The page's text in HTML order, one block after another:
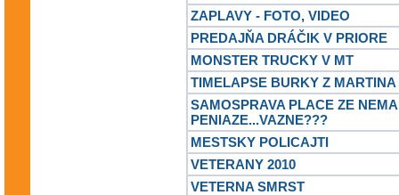
ZAPLAVY - FOTO, VIDEO
PREDAJŇA DRÁČIK V PRIORE
MONSTER TRUCKY V MT
TIMELAPSE BURKY Z MARTINA
SAMOSPRAVA PLACE ZE NEMA
PENIAZE...VAZNE???
MESTSKY POLICAJTI
VETERANY 2010
VETERNA SMRST